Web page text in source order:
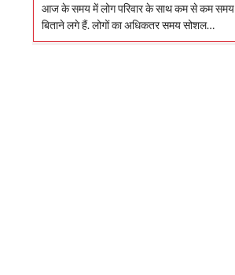
आज के समय में लोग परिवार के साथ कम से कम समय
बिताने लगे हैं. लोगों का अधिकतर समय सोशल…